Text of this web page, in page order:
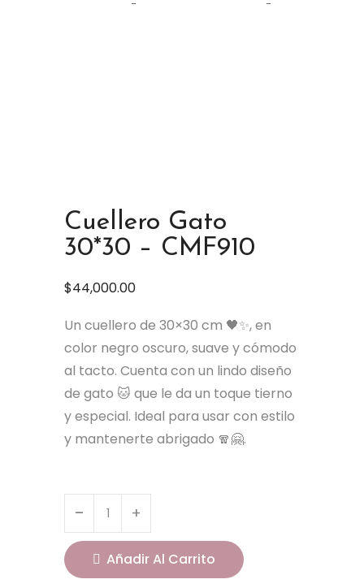
Cuellero Gato
30*30 – CMF910
$44,000.00
Un cuellero de 30×30 cm 🖤✨, en
color negro oscuro, suave y cómodo
al tacto. Cuenta con un lindo diseño
de gato 🐱 que le da un toque tierno
y especial. Ideal para usar con estilo
y mantenerte abrigado 🧣🤗.
Añadir Al Carrito